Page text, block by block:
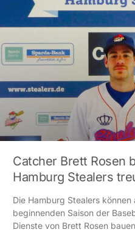
Catcher Brett Rosen
Hamburg Stealers
Die Hamburg Stealers
beginnenden Saison der
Dienste von Brett Rosen